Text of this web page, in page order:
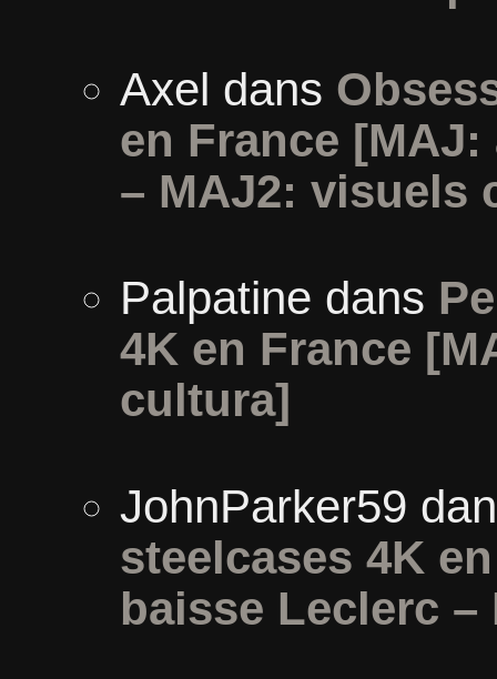
Axel dans
en France
– MAJ2: visuels
Palpatine dans
4K en France
cultura]
JohnParker59
steelcases 4K
baisse Leclerc